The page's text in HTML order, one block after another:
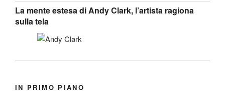
La mente estesa di Andy Clark, l’artista ragiona
sulla tela
IN PRIMO PIANO